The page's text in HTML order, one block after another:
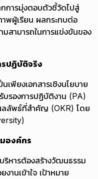
ารมุ่งตอบตัวชี้วัดไปสู่
ผู้เรียน ผลกระทบต่อ
สามารถในการแข่งขันของ
ปฏิบัติจริง
ยงเอกสารเชิงนโยบาย
รองการปฏิบัติงาน (PA)
ลลัพธ์ที่สำคัญ (OKR) โดย
องค์กร
ริหารต้องสร้างวัฒนธรรม
นเข้าใจ เป้าหมาย